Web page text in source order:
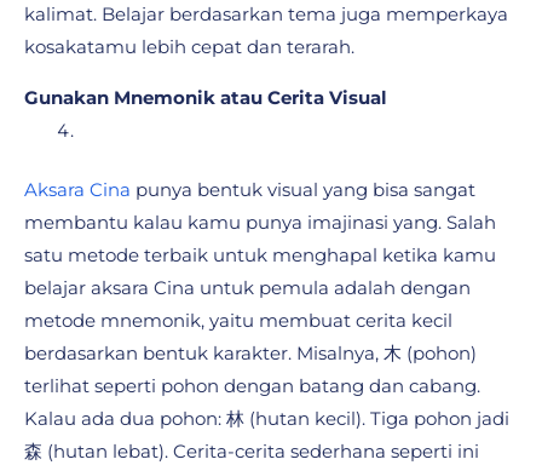
kalimat. Belajar berdasarkan tema juga memperkaya
kosakatamu lebih cepat dan terarah.
Gunakan Mnemonik atau Cerita Visual
Aksara Cina punya bentuk visual yang bisa sangat
membantu kalau kamu punya imajinasi yang. Salah
satu metode terbaik untuk menghapal ketika kamu
belajar aksara Cina untuk pemula adalah dengan
metode mnemonik, yaitu membuat cerita kecil
berdasarkan bentuk karakter. Misalnya, 木 (pohon)
terlihat seperti pohon dengan batang dan cabang.
Kalau ada dua pohon: 林 (hutan kecil). Tiga pohon jadi
森 (hutan lebat). Cerita-cerita sederhana seperti ini